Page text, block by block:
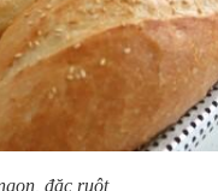
đặc ruột